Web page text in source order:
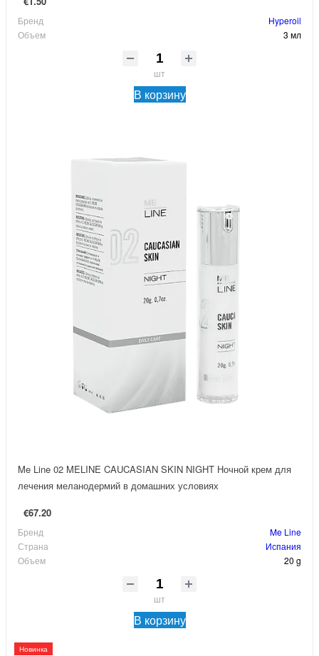
Бренд
Hyperoil
Объем
3 мл
шт
В корзину
Me Line 02 MELINE CAUCASIAN SKIN NIGHT Ночной крем для
лечения меланодермий в домашних условиях
€67.20
Бренд
Me Line
Страна
Испания
Объем
20 g
шт
В корзину
Новинка